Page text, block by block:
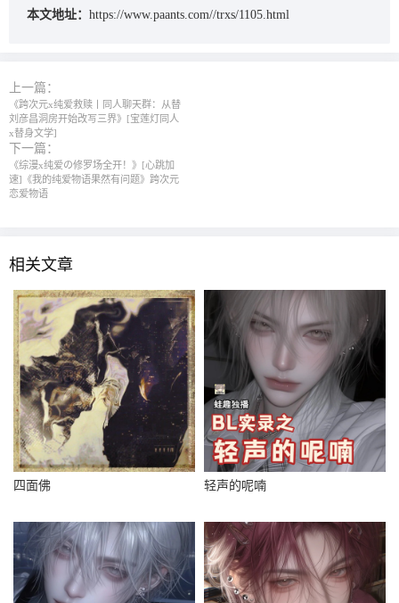
本文地址： https://www.paants.com//trxs/1105.html
上一篇：
《跨次元x纯爱救赎丨同人聊天群：从替
刘彦昌洞房开始改写三界》[宝莲灯同人
x替身文学]
下一篇：
《综漫x纯爱の修罗场全开！》[心跳加
速]《我的纯爱物语果然有问题》跨次元
恋爱物语
相关文章
四面佛 轻声的呢喃